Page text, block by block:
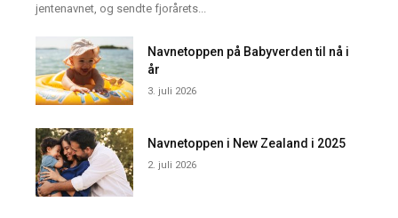
jentenavnet, og sendte fjorårets...
Navnetoppen på Babyverden til nå i
år
3. juli 2026
Navnetoppen i New Zealand i 2025
2. juli 2026